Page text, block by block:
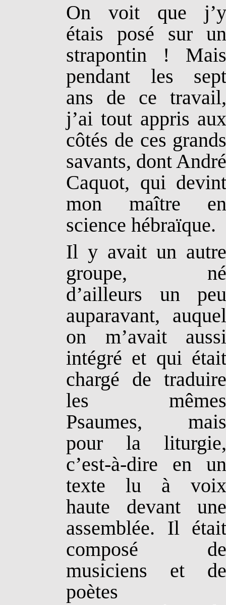
On voit que
étais posé sur
strapontin !
pendant les
ans de ce
j’ai tout appris
côtés de ces
savants, dont
Caquot, qui
mon maître
science hébraïque.
Il y avait un
groupe,
d’ailleurs un
auparavant,
on m’avait
intégré et qui
chargé de
les
Psaumes,
pour la
c’est-à-dire en
texte lu à
haute devant
assemblée. Il
composé
musiciens et
poètes